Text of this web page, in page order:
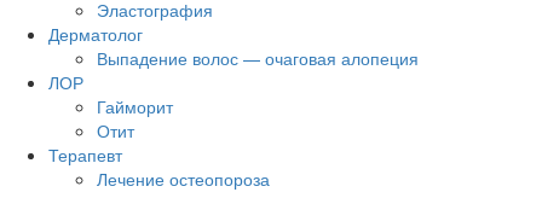
Эластография
Дерматолог
Выпадение волос — очаговая алопеция
ЛОР
Гайморит
Отит
Терапевт
Лечение остеопороза